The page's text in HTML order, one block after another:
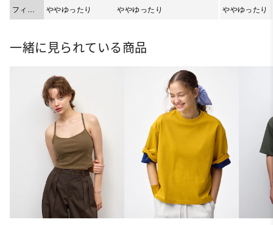
フィッ
ト
ややゆったり ややゆったり ややゆったり
一緒に見られている商品